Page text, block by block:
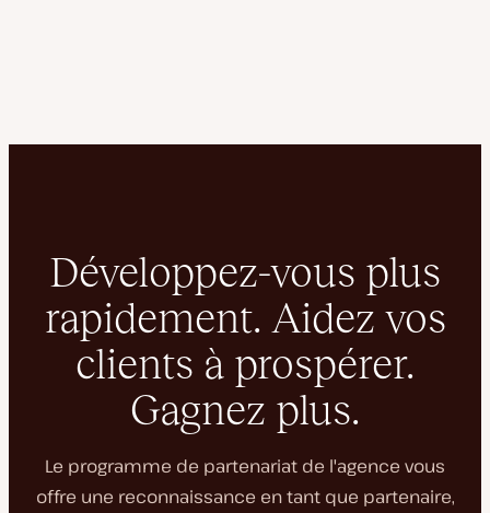
Développez-vous plus
rapidement. Aidez vos
clients à prospérer.
Gagnez plus.
Le programme de partenariat de l'agence vous
offre une reconnaissance en tant que partenaire,